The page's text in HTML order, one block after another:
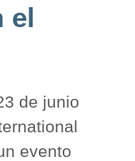
el
de junio
evento